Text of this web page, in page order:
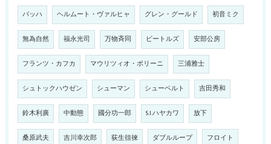
バッハ ヘルムート・ヴァルヒャ グレン・グールド 初音ミク
無為自然 福永光司 万物斉同 ビートルズ 安部公房
フランツ・カフカ マウリツィオ・ポリーニ 三浦雅士
シュトックハウゼン シューマン シューベルト 吉田秀和
鈴木利廣 中動態 國分功一郎 S.I.ハヤカワ 放下
桑原武夫 吉川幸次郎 荻生徂徠 ダブルループ フロイト